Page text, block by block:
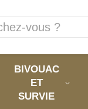
BIVOUAC
ET
SURVIE